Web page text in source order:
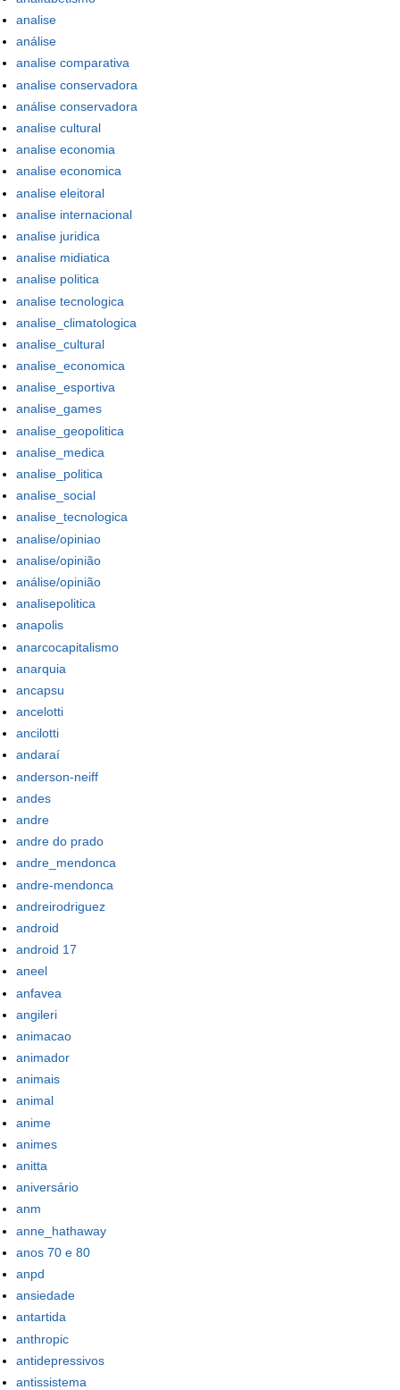
analise
análise
analise comparativa
analise conservadora
análise conservadora
analise cultural
analise economia
analise economica
analise eleitoral
analise internacional
analise juridica
analise midiatica
analise politica
analise tecnologica
analise_climatologica
analise_cultural
analise_economica
analise_esportiva
analise_games
analise_geopolitica
analise_medica
analise_politica
analise_social
analise_tecnologica
analise/opiniao
analise/opinião
análise/opinião
analisepolitica
anapolis
anarcocapitalismo
anarquia
ancapsu
ancelotti
ancilotti
andaraí
anderson-neiff
andes
andre
andre do prado
andre_mendonca
andre-mendonca
andreirodriguez
android
android 17
aneel
anfavea
angileri
animacao
animador
animais
animal
anime
animes
anitta
aniversário
anm
anne_hathaway
anos 70 e 80
anpd
ansiedade
antartida
anthropic
antidepressivos
antissistema